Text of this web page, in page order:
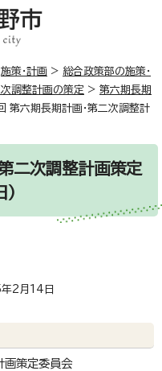
施策・計画 > 総合政策部の施策・
調整計画の策定 > 第六期長期
第六期長期計画・第二次調整計
二次調整計画策定
2月14日
画策定委員会